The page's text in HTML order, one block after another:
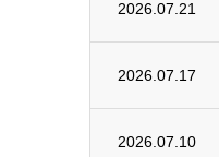
2026.07.21
2026.07.17
2026.07.10